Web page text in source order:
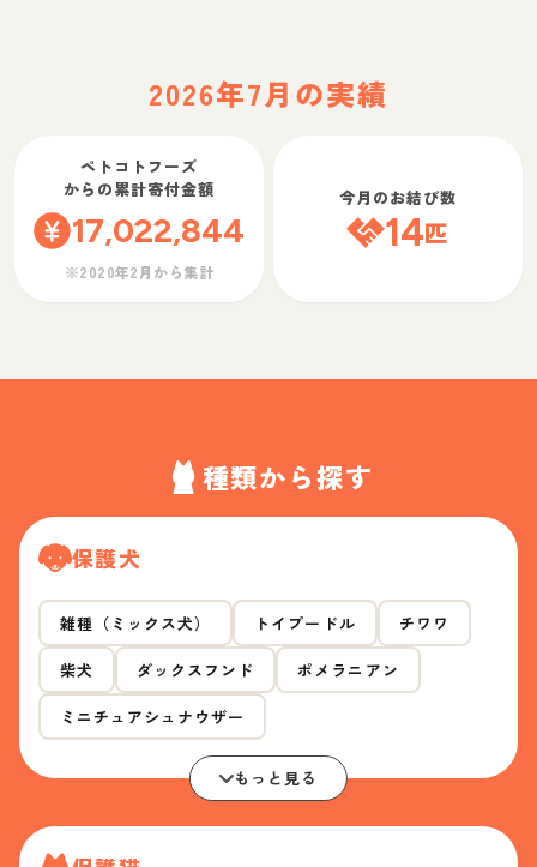
2026年7月の実績
ペトコトフーズ
からの累計寄付金額
17,022,844
※2020年2月から集計
今月のお結び数
14匹
種類から探す
保護犬
雑種（ミックス犬） トイプードル チワワ
柴犬 ダックスフンド ポメラニアン
ミニチュアシュナウザー
もっと見る